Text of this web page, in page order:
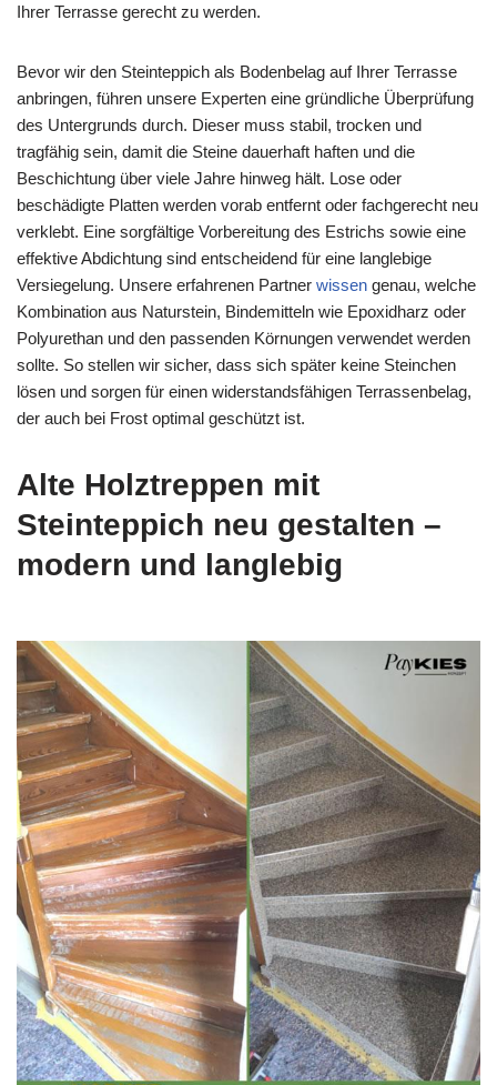
Ihrer Terrasse gerecht zu werden.
Bevor wir den Steinteppich als Bodenbelag auf Ihrer Terrasse
anbringen, führen unsere Experten eine gründliche Überprüfung
des Untergrunds durch. Dieser muss stabil, trocken und
tragfähig sein, damit die Steine dauerhaft haften und die
Beschichtung über viele Jahre hinweg hält. Lose oder
beschädigte Platten werden vorab entfernt oder fachgerecht neu
verklebt. Eine sorgfältige Vorbereitung des Estrichs sowie eine
effektive Abdichtung sind entscheidend für eine langlebige
Versiegelung. Unsere erfahrenen Partner wissen genau, welche
Kombination aus Naturstein, Bindemitteln wie Epoxidharz oder
Polyurethan und den passenden Körnungen verwendet werden
sollte. So stellen wir sicher, dass sich später keine Steinchen
lösen und sorgen für einen widerstandsfähigen Terrassenbelag,
der auch bei Frost optimal geschützt ist.
Alte Holztreppen mit
Steinteppich neu gestalten –
modern und langlebig